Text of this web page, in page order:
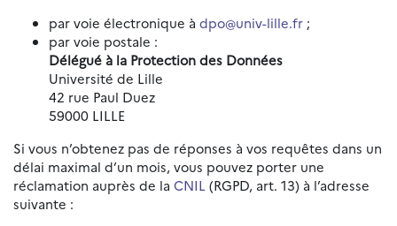
par voie électronique à dpo@univ-lille.fr ;
par voie postale :
Délégué à la Protection des Données
Université de Lille
42 rue Paul Duez
59000 LILLE
Si vous n’obtenez pas de réponses à vos requêtes dans un
délai maximal d’un mois, vous pouvez porter une
réclamation auprès de la CNIL (RGPD, art. 13) à l’adresse
suivante :